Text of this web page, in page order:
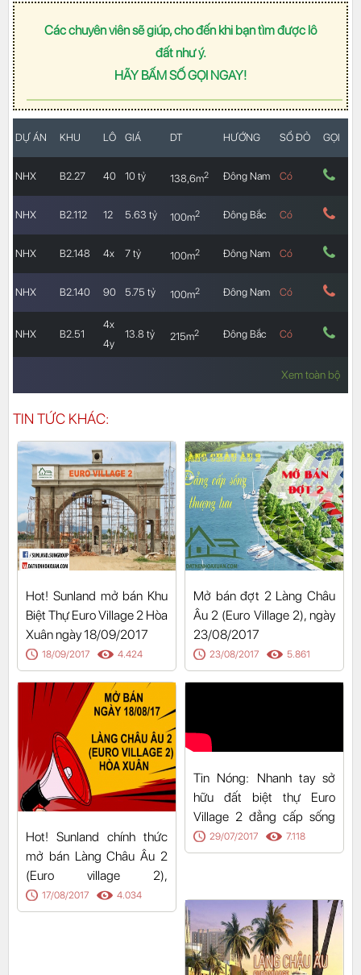
Các chuyên viên sẽ giúp, cho đến khi bạn tìm được lô
đất như ý.
HÃY BẤM SỐ GỌI NGAY!
DỰ ÁN KHU LÔ GIÁ DT HƯỚNG SỔ ĐỎ GỌI
NHX B2.27 40 10 tỷ 138,6m2 Đông Nam Có
NHX B2.112 12 5.63 tỷ 100m2 Đông Bắc Có
NHX B2.148 4x 7 tỷ 100m2 Đông Nam Có
NHX B2.140 90 5.75 tỷ 100m2 Đông Nam Có
NHX B2.51
4x
4y
13.8 tỷ 215m2 Đông Bắc Có
Xem toàn bộ
TIN TỨC KHÁC:
Hot! Sunland mở bán Khu
Biệt Thự Euro Village 2 Hòa
Xuân ngày 18/09/2017
18/09/2017 4.424
Mở bán đợt 2 Làng Châu
Âu 2 (Euro Village 2), ngày
23/08/2017
23/08/2017 5.861
Hot! Sunland chính thức
mở bán Làng Châu Âu 2
(Euro village 2),
ngày18/8/17
17/08/2017 4.034
Tin Nóng: Nhanh tay sở
hữu đất biệt thự Euro
Village 2 đẳng cấp sống
Châu Âu.
29/07/2017 7.118